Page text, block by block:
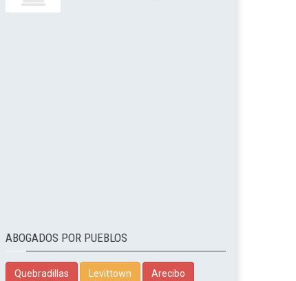
ABOGADOS POR PUEBLOS
Quebradillas Levittown Arecibo